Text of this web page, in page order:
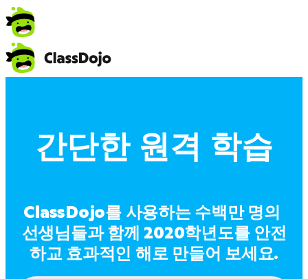
간단한 원격 학습
ClassDojo를 사용하는 수백만 명의
선생님들과 함께 2020학년도를 안전
하교 효과적인 해로 만들어 보세요.